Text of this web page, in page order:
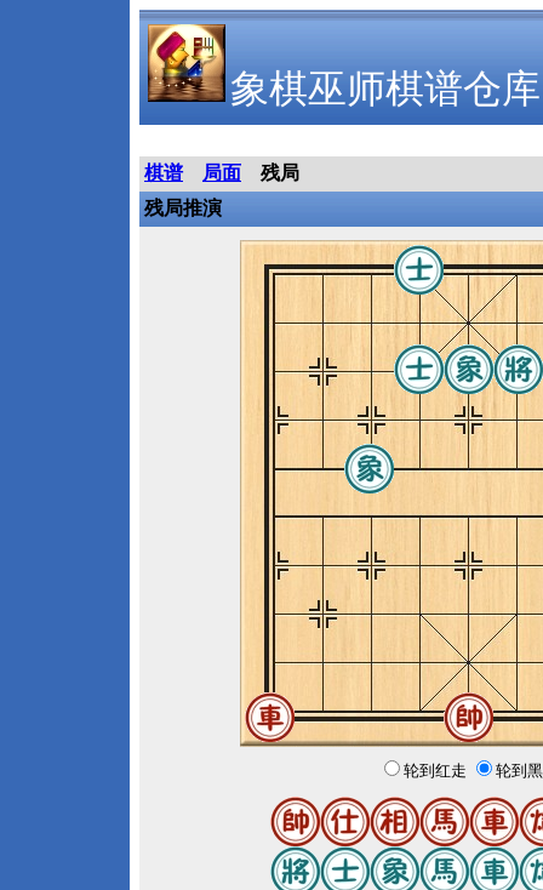
象棋巫师棋谱仓库
棋谱 局面
残局
残局推演
轮到红走 轮到